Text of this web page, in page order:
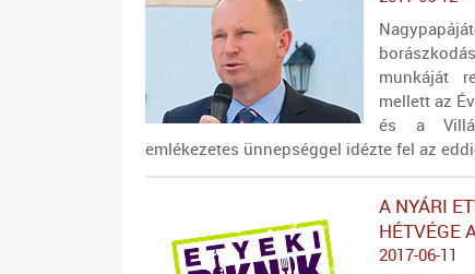
munkáját
mellett az
és a
emlékezetes ünnepséggel idézte fel az
A NYÁRI
HÉTVÉGE
2017-06-11